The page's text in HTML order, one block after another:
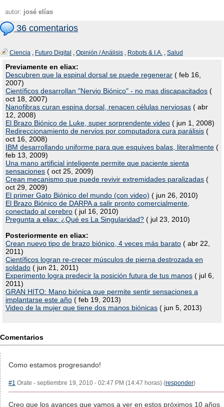
autor: josé elías
36 comentarios
Ciencia , Futuro Digital , Opinión / Análisis , Robots & I.A. , Salud
Previamente en eliax:
Descubren que la espinal dorsal se puede regenerar ( feb 16,
2007)
Científicos desarrollan "Nervio Biónico" - no mas discapacitados (
oct 18, 2007)
Nanofibras curan espina dorsal, renacen células nerviosas ( abr
12, 2008)
El Brazo Biónico de Luke, super sorprendente video ( jun 1, 2008)
Redireccionamiento de nervios por computadora cura parálisis (
oct 16, 2008)
IBM desarrollando uniforme para que esquives balas, literalmente (
feb 13, 2009)
Una mano artificial inteligente permite que paciente sienta
sensaciones ( oct 25, 2009)
Crean mecanismo que puede revivir extremidades paralizadas (
oct 29, 2009)
El primer Gato Biónico del mundo (con video) ( jun 26, 2010)
El Brazo Biónico de DARPA a salir pronto comercialmente,
conectado al cerebro ( jul 16, 2010)
Pregunta a eliax: ¿Qué es La Singularidad? ( jul 23, 2010)
Posteriormente en eliax:
Crean nuevo tipo de brazo biónico, 4 veces más barato ( abr 22,
2011)
Científicos logran re-crecer músculos de pierna destrozada en
soldado ( jun 21, 2011)
Experimento logra predecir la posición futura de tus manos ( jul 6,
2011)
GRAN HITO: Mano biónica que permite sentir sensaciones a
implantarse este año ( feb 19, 2013)
Video de la mujer que tiene dos manos biónicas ( jun 5, 2013)
Comentarios
Como estamos progresando!
#1 Orate - septiembre 19, 2010 - 02:47 PM (14:47 horas) (responder)
Creo que los avances que vamos a ver en estos próximos 10 años